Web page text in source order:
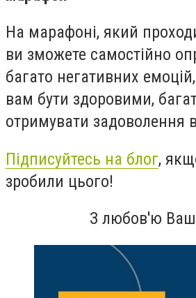
На марафоні, який
ви зможете самостійно
багато негативних
вам бути здоровими,
отримувати задоволення
Підписуйтесь на блог,
зробили цього!
З любов'ю